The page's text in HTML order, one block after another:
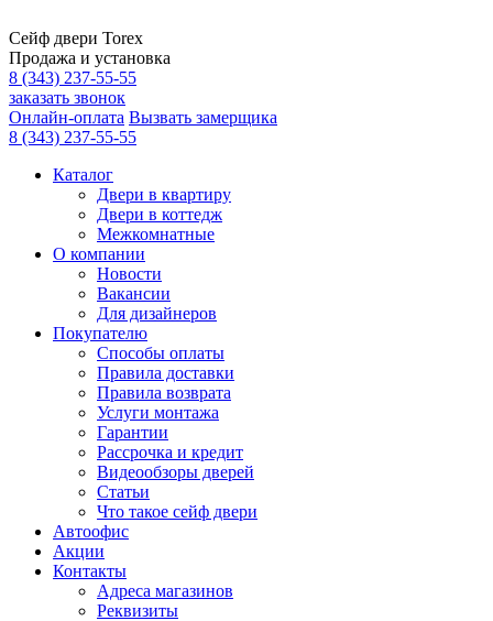
Сейф двери Torex
Продажа и установка
8 (343) 237-55-55
заказать звонок
Онлайн-оплата Вызвать замерщика
8 (343) 237-55-55
Каталог
Двери в квартиру
Двери в коттедж
Межкомнатные
О компании
Новости
Вакансии
Для дизайнеров
Покупателю
Способы оплаты
Правила доставки
Правила возврата
Услуги монтажа
Гарантии
Рассрочка и кредит
Видеообзоры дверей
Статьи
Что такое сейф двери
Автоофис
Акции
Контакты
Адреса магазинов
Реквизиты